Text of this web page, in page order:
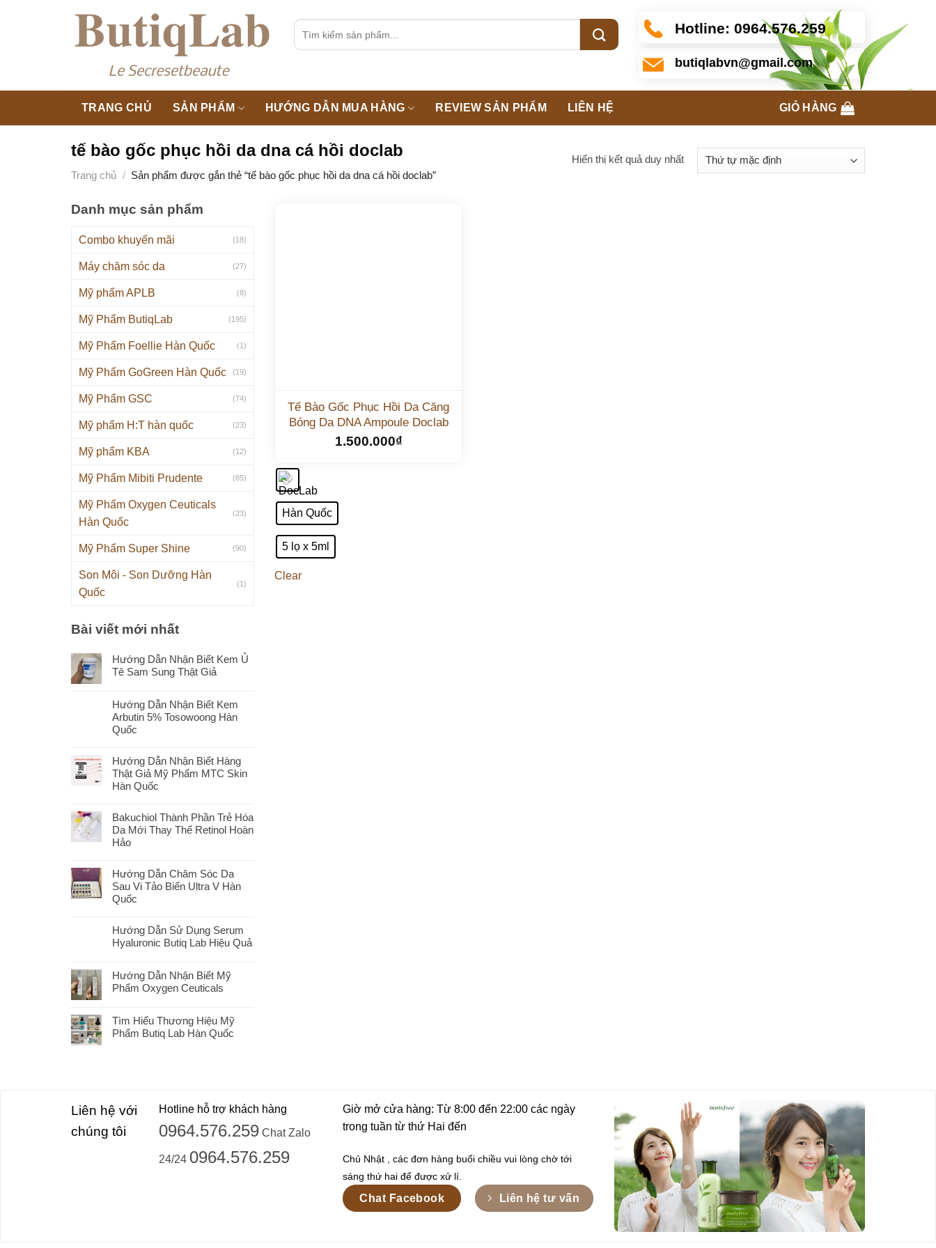
Tìm
Hotline: 0964.576.259
butiqlabvn@gmail.com
TRANG CHỦ SẢN PHẨM HƯỚNG DẪN MUA HÀNG REVIEW SẢN PHẨM LIÊN HỆ GIỎ HÀNG
tế bào gốc phục hồi da dna cá hồi doclab
Trang chủ / Sản phẩm được gắn thẻ “tế bào gốc phục hồi da dna cá hồi doclab”
Hiển thị kết quả duy nhất
Danh mục sản phẩm
Combo khuyến mãi (18)
Máy chăm sóc da (27)
Mỹ phẩm APLB (8)
Mỹ Phẩm ButiqLab (195)
Mỹ Phẩm Foellie Hàn Quốc (1)
Mỹ Phẩm GoGreen Hàn Quốc (19)
Mỹ Phẩm GSC (74)
Mỹ phẩm H:T hàn quốc (23)
Mỹ phẩm KBA (12)
Mỹ Phẩm Mibiti Prudente (85)
Mỹ Phẩm Oxygen Ceuticals
Hàn Quốc
(23)
Mỹ Phẩm Super Shine (90)
Son Môi - Son Dưỡng Hàn
Quốc
(1)
Bài viết mới nhất
Hướng Dẫn Nhận Biết Kem Ủ
Tê Sam Sung Thật Giả
Hướng Dẫn Nhận Biết Kem
Arbutin 5% Tosowoong Hàn
Quốc
Hướng Dẫn Nhận Biết Hàng
Thật Giả Mỹ Phẩm MTC Skin
Hàn Quốc
Bakuchiol Thành Phần Trẻ Hóa
Da Mới Thay Thế Retinol Hoàn
Hảo
Hướng Dẫn Chăm Sóc Da
Sau Vi Tảo Biển Ultra V Hàn
Quốc
Hướng Dẫn Sử Dụng Serum
Hyaluronic Butiq Lab Hiệu Quả
Hướng Dẫn Nhận Biết Mỹ
Phẩm Oxygen Ceuticals
Tìm Hiểu Thương Hiệu Mỹ
Phẩm Butiq Lab Hàn Quốc
Tế Bào Gốc Phục Hồi Da Căng
Bóng Da DNA Ampoule Doclab
1.500.000₫
Hàn Quốc
5 lọ x 5ml
Clear
Liên hệ với
chúng tôi
Hotline hỗ trợ khách hàng
0964.576.259 Chat Zalo
24/24 0964.576.259
Giờ mở cửa hàng: Từ 8:00 đến 22:00 các ngày
trong tuần từ thứ Hai đến
Chủ Nhật , các đơn hàng buổi chiều vui lòng chờ tới
sáng thứ hai để được xử lí.
Chat Facebook Liên hệ tư vấn